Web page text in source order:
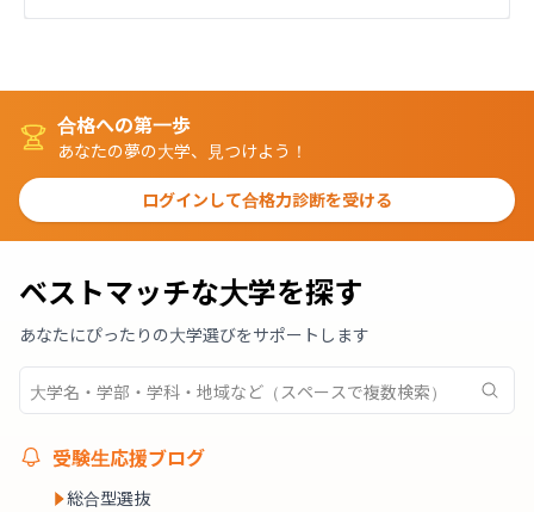
合格への第一歩
あなたの夢の大学、見つけよう！
ログインして合格力診断を受ける
ベストマッチな大学を探す
あなたにぴったりの大学選びをサポートします
受験生応援ブログ
総合型選抜